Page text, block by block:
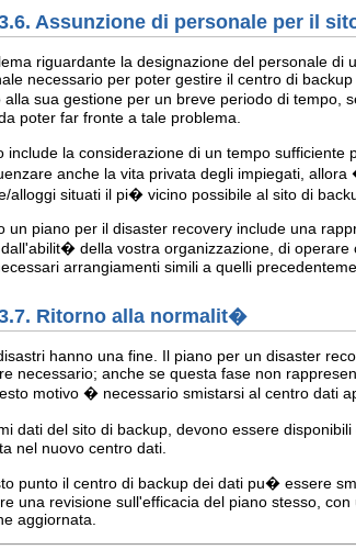
Assunzione di personale per il
riguardante la designazione del personale
necessario per poter gestire il centro di
alla sua gestione per un breve periodo di
poter far fronte a tale problema.
include la considerazione di un tempo
anche la vita privata degli impiegati,
alloggi situati il pi� vicino possibile al sito di
un piano per il disaster recovery include una
della vostra organizzazione, di
arrangiamenti simili a quelli
Ritorno alla normalit�
hanno una fine. Il piano per un disaster
necessario; anche se questa fase non
motivo � necessario smistarsi al centro dati
dati del sito di backup, devono essere
nel nuovo centro dati.
punto il centro di backup dei dati pu� essere
una revisione sull'efficacia del piano stesso,
aggiornata.